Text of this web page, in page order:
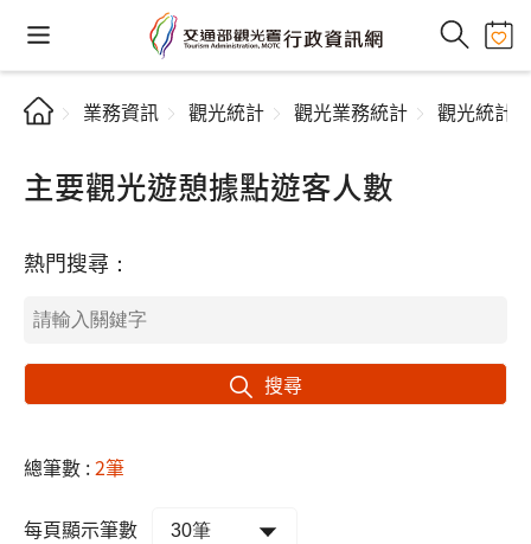
業務資訊 觀光統計 觀光業務統計 觀光統計
主要觀光遊憩據點遊客人數
熱門搜尋：
搜尋
總筆數 :2筆
每頁顯示筆數